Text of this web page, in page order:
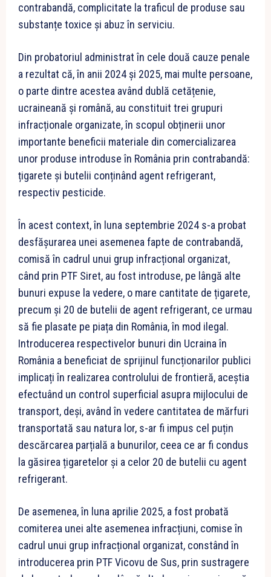
contrabandă, complicitate la traficul de produse sau
substanțe toxice și abuz în serviciu.
Din probatoriul administrat în cele două cauze penale
a rezultat că, în anii 2024 și 2025, mai multe persoane,
o parte dintre acestea având dublă cetățenie,
ucraineană și română, au constituit trei grupuri
infracționale organizate, în scopul obținerii unor
importante beneficii materiale din comercializarea
unor produse introduse în România prin contrabandă:
țigarete și butelii conținând agent refrigerant,
respectiv pesticide.
În acest context, în luna septembrie 2024 s-a probat
desfășurarea unei asemenea fapte de contrabandă,
comisă în cadrul unui grup infracțional organizat,
când prin PTF Siret, au fost introduse, pe lângă alte
bunuri expuse la vedere, o mare cantitate de țigarete,
precum și 20 de butelii de agent refrigerant, ce urmau
să fie plasate pe piața din România, în mod ilegal.
Introducerea respectivelor bunuri din Ucraina în
România a beneficiat de sprijinul funcționarilor publici
implicați în realizarea controlului de frontieră, aceștia
efectuând un control superficial asupra mijlocului de
transport, deși, având în vedere cantitatea de mărfuri
transportată sau natura lor, s-ar fi impus cel puțin
descărcarea parțială a bunurilor, ceea ce ar fi condus
la găsirea țigaretelor și a celor 20 de butelii cu agent
refrigerant.
De asemenea, în luna aprilie 2025, a fost probată
comiterea unei alte asemenea infracțiuni, comise în
cadrul unui grup infracțional organizat, constând în
introducerea prin PTF Vicovu de Sus, prin sustragere